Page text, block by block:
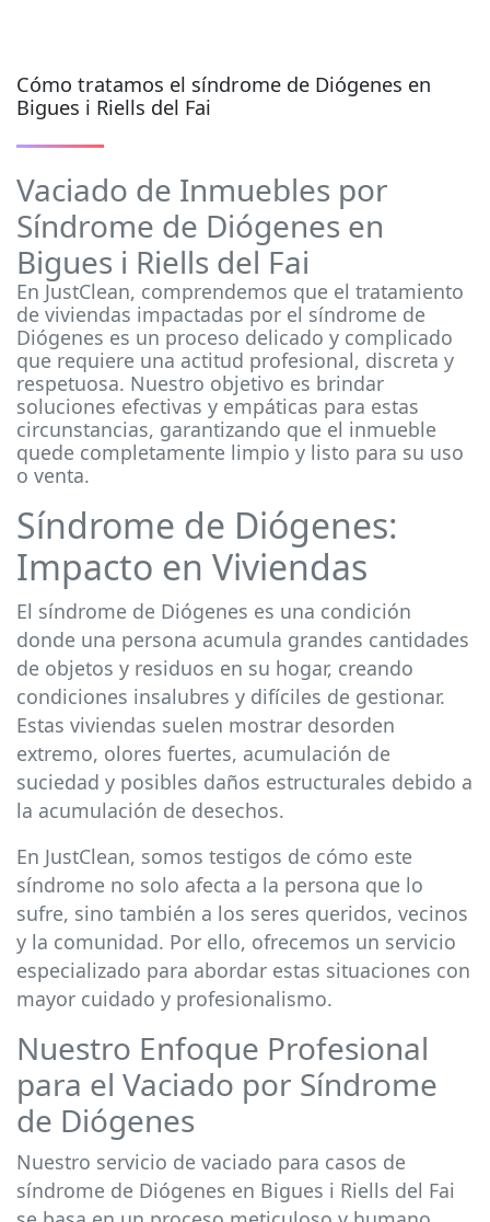
Cómo tratamos el síndrome de Diógenes en
Bigues i Riells del Fai
Vaciado de Inmuebles por
Síndrome de Diógenes en
Bigues i Riells del Fai
En JustClean, comprendemos que el tratamiento
de viviendas impactadas por el síndrome de
Diógenes es un proceso delicado y complicado
que requiere una actitud profesional, discreta y
respetuosa. Nuestro objetivo es brindar
soluciones efectivas y empáticas para estas
circunstancias, garantizando que el inmueble
quede completamente limpio y listo para su uso
o venta.
Síndrome de Diógenes:
Impacto en Viviendas
El síndrome de Diógenes es una condición
donde una persona acumula grandes cantidades
de objetos y residuos en su hogar, creando
condiciones insalubres y difíciles de gestionar.
Estas viviendas suelen mostrar desorden
extremo, olores fuertes, acumulación de
suciedad y posibles daños estructurales debido a
la acumulación de desechos.
En JustClean, somos testigos de cómo este
síndrome no solo afecta a la persona que lo
sufre, sino también a los seres queridos, vecinos
y la comunidad. Por ello, ofrecemos un servicio
especializado para abordar estas situaciones con
mayor cuidado y profesionalismo.
Nuestro Enfoque Profesional
para el Vaciado por Síndrome
de Diógenes
Nuestro servicio de vaciado para casos de
síndrome de Diógenes en Bigues i Riells del Fai